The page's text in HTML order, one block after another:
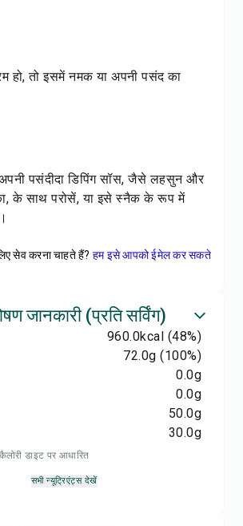
हो, तो इसमें नमक या अपनी पसंद का
पसंदीदा डिपिंग सॉस, जैसे लहसुन और
के साथ परोसें, या इसे स्नैक के रूप में
सेव करना चाहते हैं? हम इसे आपको ईमेल कर सकते
जानकारी (प्रति सर्विंग)
960.0kcal (48%)
72.0g (100%)
0.0g
0.0g
50.0g
30.0g
डाइट पर आधारित
सभी न्यूट्रिएंट्स देखें